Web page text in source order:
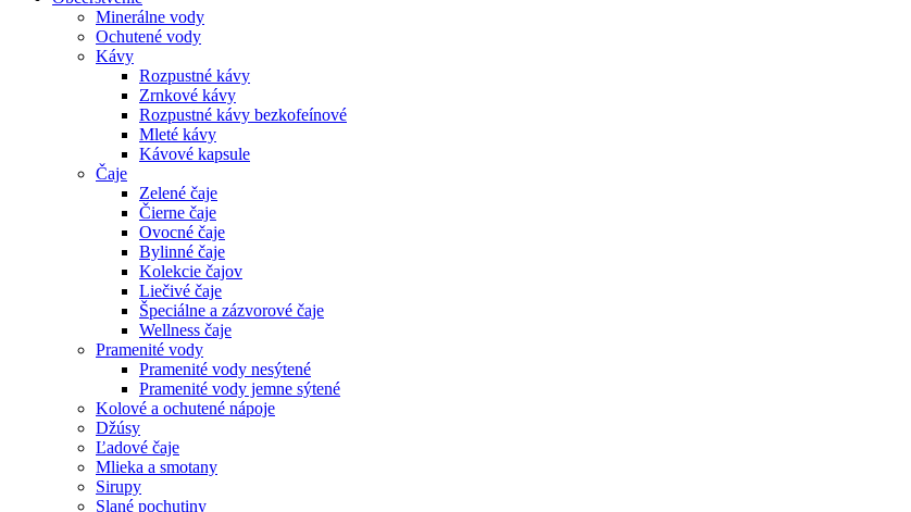
Minerálne vody
Ochutené vody
Kávy
Rozpustné kávy
Zrnkové kávy
Rozpustné kávy bezkofeínové
Mleté kávy
Kávové kapsule
Čaje
Zelené čaje
Čierne čaje
Ovocné čaje
Bylinné čaje
Kolekcie čajov
Liečivé čaje
Špeciálne a zázvorové čaje
Wellness čaje
Pramenité vody
Pramenité vody nesýtené
Pramenité vody jemne sýtené
Kolové a ochutené nápoje
Džúsy
Ľadové čaje
Mlieka a smotany
Sirupy
Slané pochutiny